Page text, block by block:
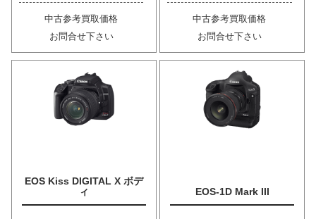
中古参考買取価格
お問合せ下さい
中古参考買取価格
お問合せ下さい
EOS Kiss DIGITAL X ボデ
ィ
EOS-1D Mark III